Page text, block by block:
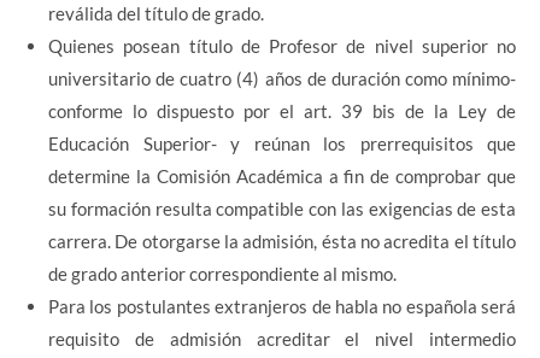
reválida del título de grado.
Quienes posean título de Profesor de nivel superior no
universitario de cuatro (4) años de duración como mínimo-
conforme lo dispuesto por el art. 39 bis de la Ley de
Educación Superior- y reúnan los prerrequisitos que
determine la Comisión Académica a fin de comprobar que
su formación resulta compatible con las exigencias de esta
carrera. De otorgarse la admisión, ésta no acredita el título
de grado anterior correspondiente al mismo.
Para los postulantes extranjeros de habla no española será
requisito de admisión acreditar el nivel intermedio